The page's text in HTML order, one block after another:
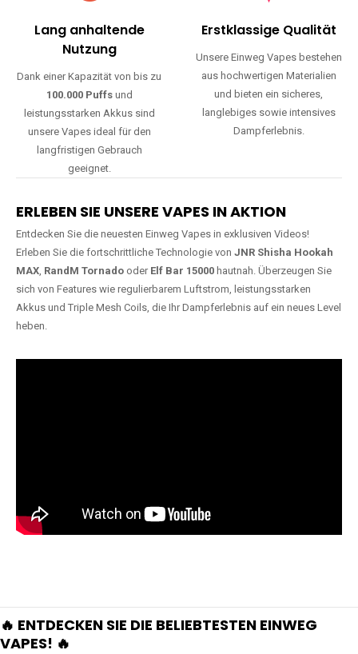
Lang anhaltende
Nutzung
Dank einer Kapazität von bis zu
100.000 Puffsund
leistungsstarken Akkus sind
unsere Vapes ideal für den
langfristigen Gebrauch
geeignet.
Erstklassige Qualität
Unsere Einweg Vapes bestehen
aus hochwertigen Materialien
und bieten ein sicheres,
langlebiges sowie intensives
Dampferlebnis.
ERLEBEN SIE UNSERE VAPES IN AKTION
Entdecken Sie die neuesten Einweg Vapes in exklusiven Videos!
Erleben Sie die fortschrittliche Technologie von JNR Shisha Hookah
MAX, RandM Tornado oder Elf Bar 15000 hautnah. Überzeugen Sie
sich von Features wie regulierbarem Luftstrom, leistungsstarken
Akkus und Triple Mesh Coils, die Ihr Dampferlebnis auf ein neues Level
heben.
🔥 ENTDECKEN SIE DIE BELIEBTESTEN EINWEG
VAPES! 🔥